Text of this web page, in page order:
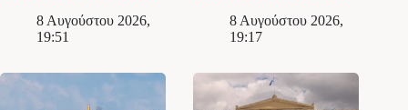
8 Αυγούστου 2026,
19:51
8 Αυγούστου 2026,
19:17